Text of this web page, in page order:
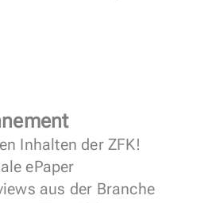
Inhalten der ZFK!
ePaper
aus der Branche